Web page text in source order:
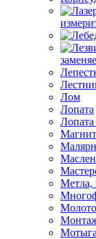
Лом
Лопата
Лопата
Магнит
Метла,
Мотыга